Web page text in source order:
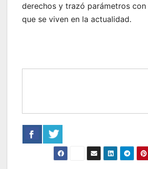
derechos y trazó parámetros con
que se viven en la actualidad.